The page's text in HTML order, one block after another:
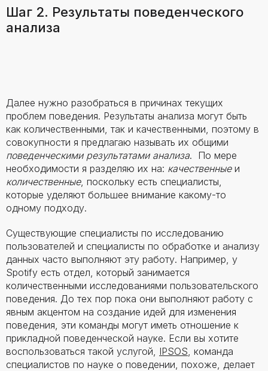
Шаг 2. Результаты поведенческого
анализа
Далее нужно разобраться в причинах текущих
проблем поведения. Результаты анализа могут быть
как количественными, так и качественными, поэтому в
совокупности я предлагаю называть их общими
поведенческими результатами анализа. По мере
необходимости я разделяю их на: качественные и
количественные, поскольку есть специалисты,
которые уделяют большее внимание какому-то
одному подходу.
Существующие специалисты по исследованию
пользователей и специалисты по обработке и анализу
данных часто выполняют эту работу. Например, у
Spotify есть отдел, который занимается
количественными исследованиями пользовательского
поведения. До тех пор пока они выполняют работу с
явным акцентом на создание идей для изменения
поведения, эти команды могут иметь отношение к
прикладной поведенческой науке. Если вы хотите
воспользоваться такой услугой, IPSOS, команда
специалистов по науке о поведении, похоже, делает